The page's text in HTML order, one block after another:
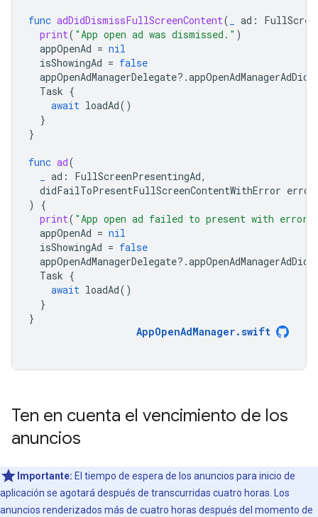
func adDidDismissFullScreenContent( ad :
print( "App open ad was dismissed." )
appOpenAd = nil
isShowingAd = false
appOpenAdManagerDelegate?.
Task {
await loadAd()
}
}
func ad(
ad : FullScreenPresentingAd,
didFailToPresentFullScreenContentWithError error
)
{
print( "App open ad failed to present with
appOpenAd = nil
isShowingAd = false
appOpenAdManagerDelegate?.
Task {
await loadAd()
}
}
AppOpenAdManager.swift
Ten en cuenta el vencimiento de los
anuncios
Importante: El tiempo de espera de los anuncios para inicio de
aplicación se agotará después de transcurridas cuatro horas. Los
anuncios renderizados más de cuatro horas después del momento de